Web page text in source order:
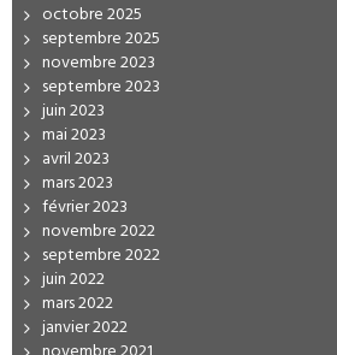
octobre 2025
septembre 2025
novembre 2023
septembre 2023
juin 2023
mai 2023
avril 2023
mars 2023
février 2023
novembre 2022
septembre 2022
juin 2022
mars 2022
janvier 2022